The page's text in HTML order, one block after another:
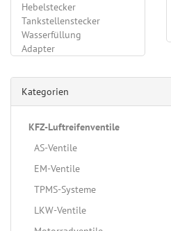
Hebelstecker
Tankstellenstecker
Wasserfüllung
Adapter
Kategorien
KFZ-Luftreifenventile
AS-Ventile
EM-Ventile
TPMS-Systeme
LKW-Ventile